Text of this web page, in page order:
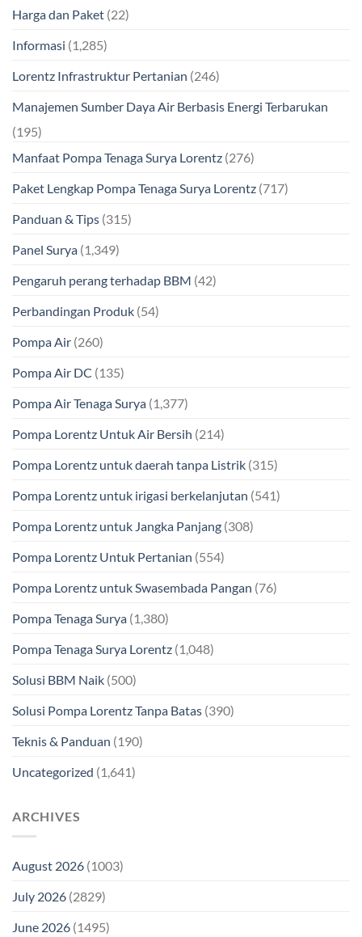
Harga dan Paket (22)
Informasi (1,285)
Lorentz Infrastruktur Pertanian (246)
Manajemen Sumber Daya Air Berbasis Energi Terbarukan
(195)
Manfaat Pompa Tenaga Surya Lorentz (276)
Paket Lengkap Pompa Tenaga Surya Lorentz (717)
Panduan & Tips (315)
Panel Surya (1,349)
Pengaruh perang terhadap BBM (42)
Perbandingan Produk (54)
Pompa Air (260)
Pompa Air DC (135)
Pompa Air Tenaga Surya (1,377)
Pompa Lorentz Untuk Air Bersih (214)
Pompa Lorentz untuk daerah tanpa Listrik (315)
Pompa Lorentz untuk irigasi berkelanjutan (541)
Pompa Lorentz untuk Jangka Panjang (308)
Pompa Lorentz Untuk Pertanian (554)
Pompa Lorentz untuk Swasembada Pangan (76)
Pompa Tenaga Surya (1,380)
Pompa Tenaga Surya Lorentz (1,048)
Solusi BBM Naik (500)
Solusi Pompa Lorentz Tanpa Batas (390)
Teknis & Panduan (190)
Uncategorized (1,641)
ARCHIVES
August 2026 (1003)
July 2026 (2829)
June 2026 (1495)